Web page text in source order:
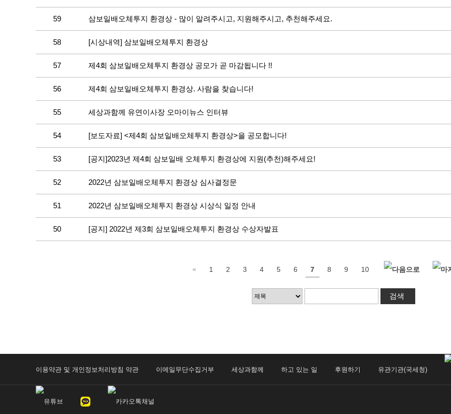
59 삼보일배오체투지 환경상 - 많이 알려주시고, 지원해주시고, 추천해주세요.
58 [시상내역] 삼보일배오체투지 환경상
57 제4회 삼보일배오체투지 환경상 공모가 곧 마감됩니다 !!
56 제4회 삼보일배오체투지 환경상. 사람을 찾습니다!
55 세상과함께 유연이사장 오마이뉴스 인터뷰
54 [보도자료] <제4회 삼보일배오체투지 환경상>을 공모합니다!
53 [공지]2023년 제4회 삼보일배 오체투지 환경상에 지원(추천)해주세요!
52 2022년 삼보일배오체투지 환경상 심사결정문
51 2022년 삼보일배오체투지 환경상 시상식 일정 안내
50 [공지] 2022년 제3회 삼보일배오체투지 환경상 수상자발표
1 2 3 4 5 6 7 8 9 10
이용약관 및 개인정보처리방침 약관 이메일무단수집거부 세상과함께 하고 있는 일 후원하기 유관기관(국세청)